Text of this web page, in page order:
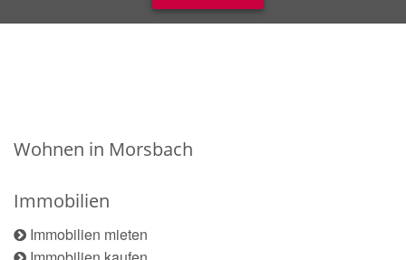
Wohnen in Morsbach
Immobilien
Immobilien mieten